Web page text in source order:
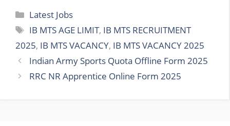
Categories
Latest Jobs
Tags
IB MTS AGE LIMIT, IB MTS RECRUITMENT
2025, IB MTS VACANCY, IB MTS VACANCY 2025
Indian Army Sports Quota Offline Form 2025
RRC NR Apprentice Online Form 2025